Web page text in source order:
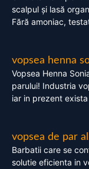
scalpul și lasă
Fără amoniac,
vopsea henna
Vopsea Henna
parului! Industria
iar in prezent
vopsea de par
Barbatii care se
solutie eficienta in